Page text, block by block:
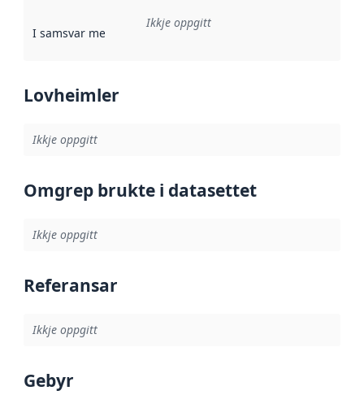
I samsvar med Referanse til ei implementeringsregel eller
Ikkje oppgitt
Lovheimler
Ikkje oppgitt
Omgrep brukte i datasettet
Ikkje oppgitt
Referansar
Ikkje oppgitt
Gebyr